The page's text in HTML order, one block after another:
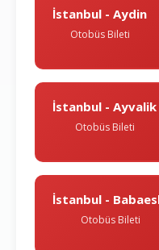
İstanbul - Aydin
Otobüs Bileti
İstanbul - Ayvalik
Otobüs Bileti
İstanbul -
Otobüs Bileti